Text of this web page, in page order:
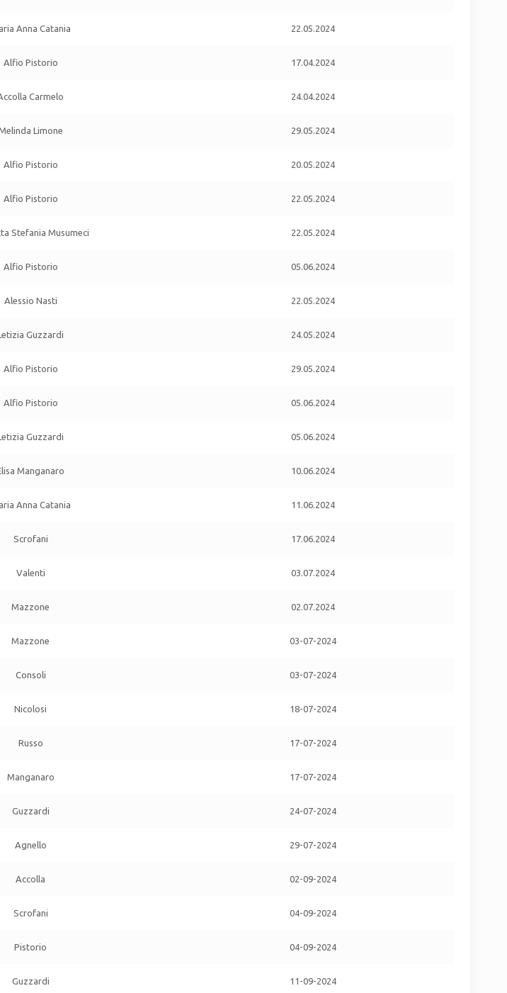
Anna Catania 22.05.2024
Alfio Pistorio 17.04.2024
Carmelo 24.04.2024
Limone 29.05.2024
Alfio Pistorio 20.05.2024
Alfio Pistorio 22.05.2024
Stefania Musumeci 22.05.2024
Alfio Pistorio 05.06.2024
Alessio Nasti 22.05.2024
Guzzardi 24.05.2024
Alfio Pistorio 29.05.2024
Alfio Pistorio 05.06.2024
Guzzardi 05.06.2024
Manganaro 10.06.2024
Anna Catania 11.06.2024
Scrofani 17.06.2024
Valenti 03.07.2024
Mazzone 02.07.2024
Mazzone 03-07-2024
Consoli 03-07-2024
Nicolosi 18-07-2024
Russo 17-07-2024
Manganaro 17-07-2024
Guzzardi 24-07-2024
Agnello 29-07-2024
Accolla 02-09-2024
Scrofani 04-09-2024
Pistorio 04-09-2024
Guzzardi 11-09-2024